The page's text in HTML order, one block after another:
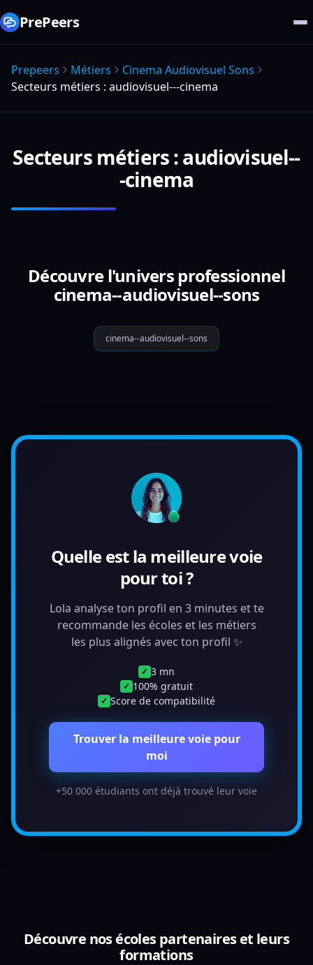
PrePeers
Prepeers Métiers
Cinema Audiovisuel Sons
Secteurs métiers : audiovisuel---cinema
Secteurs métiers : audiovisuel--
-cinema
Découvre l'univers professionnel
cinema--audiovisuel--sons
cinema--audiovisuel--sons
Quelle est la meilleure voie
pour toi ?
Lola analyse ton profil en 3 minutes et te
recommande les écoles et les métiers
les plus alignés avec ton profil ✨
✓ 3 mn
✓ 100% gratuit
✓ Score de compatibilité
Trouver la meilleure voie pour
moi
+50 000 étudiants ont déjà trouvé leur voie
Découvre nos écoles partenaires et leurs
formations